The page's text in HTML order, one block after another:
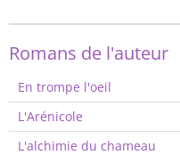
Romans de l'auteur
En trompe l'oeil
L'Arénicole
L'alchimie du chameau